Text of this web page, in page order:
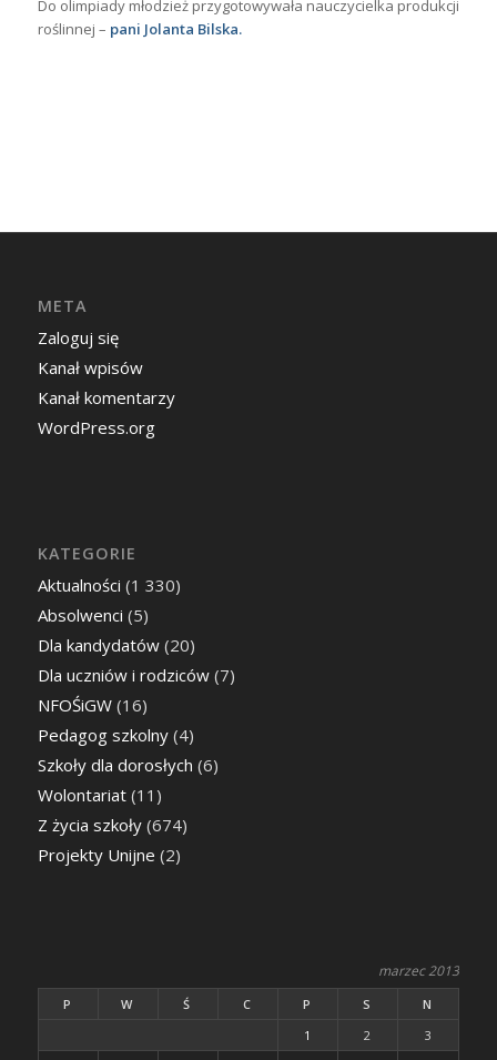
Do olimpiady młodzież przygotowywała nauczycielka produkcji
roślinnej – pani Jolanta Bilska.
META
Zaloguj się
Kanał wpisów
Kanał komentarzy
WordPress.org
KATEGORIE
Aktualności (1 330)
Absolwenci (5)
Dla kandydatów(20)
Dla uczniów i rodziców(7)
NFOŚiGW(16)
Pedagog szkolny(4)
Szkoły dla dorosłych (6)
Wolontariat(11)
Z życia szkoły(674)
Projekty Unijne (2)
marzec 2013
P W Ś C P S
N
1
2
3